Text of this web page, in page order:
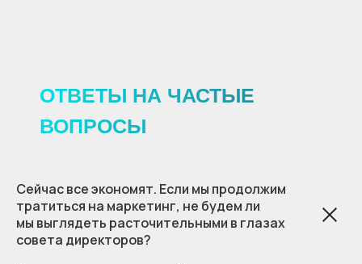
ОТВЕТЫ НА ЧАСТЫЕ
ВОПРОСЫ
Сейчас все экономят. Если мы продолжим
тратиться на маркетинг, не будем ли
мы выглядеть расточительными в глазах
совета директоров?